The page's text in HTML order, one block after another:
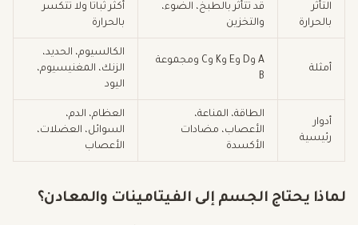
التأثر
بالحرارة
قد تتأثر بالطبخ، الضوء،
والتخزين
أكثر ثباتا ولا تتكسر
بالحرارة
أمثلة
A وD وE وK وC ومجموعة
B
الكالسيوم، الحديد،
الزنك، المغنيسيوم،
اليود
أدوار
رئيسية
الطاقة، المناعة،
الأعصاب، مضادات
الأكسدة
العظام، الدم،
السوائل، العضلات،
الأعصاب
لماذا يحتاج الجسم إلى الفيتامينات والمعادن؟